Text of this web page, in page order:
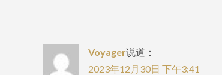
Voyager说道：
2023年12月30日 下午3:41